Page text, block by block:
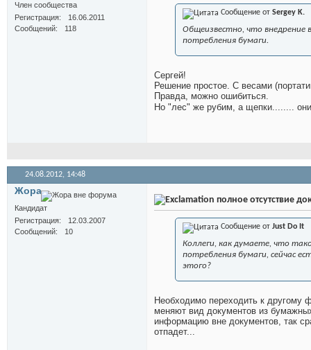
Член сообщества
Регистрация
16.06.2011
Сообщений
118
Сообщение от Sergey K.
Общеизвестно, что внедрение
потребления бумаги.
Сергей!
Решение простое. С весами
Правда, можно ошибиться.
Но "лес" же рубим, а щепки........
24.08.2012, 14:48
Жора
Кандидат
Регистрация
12.03.2007
Сообщений
10
полное отсутствие
Сообщение от Just Do It
Коллеги, как думаете, что
потребления бумаги, сейчас
этого?
Необходимо переходить к другому
меняют вид документов из
информацию вне документов, так
отпадет...